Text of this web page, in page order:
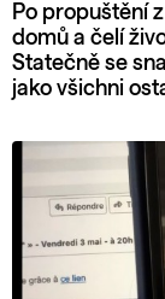
Po propuštění
domů a čelí
Statečně se
jako všichni